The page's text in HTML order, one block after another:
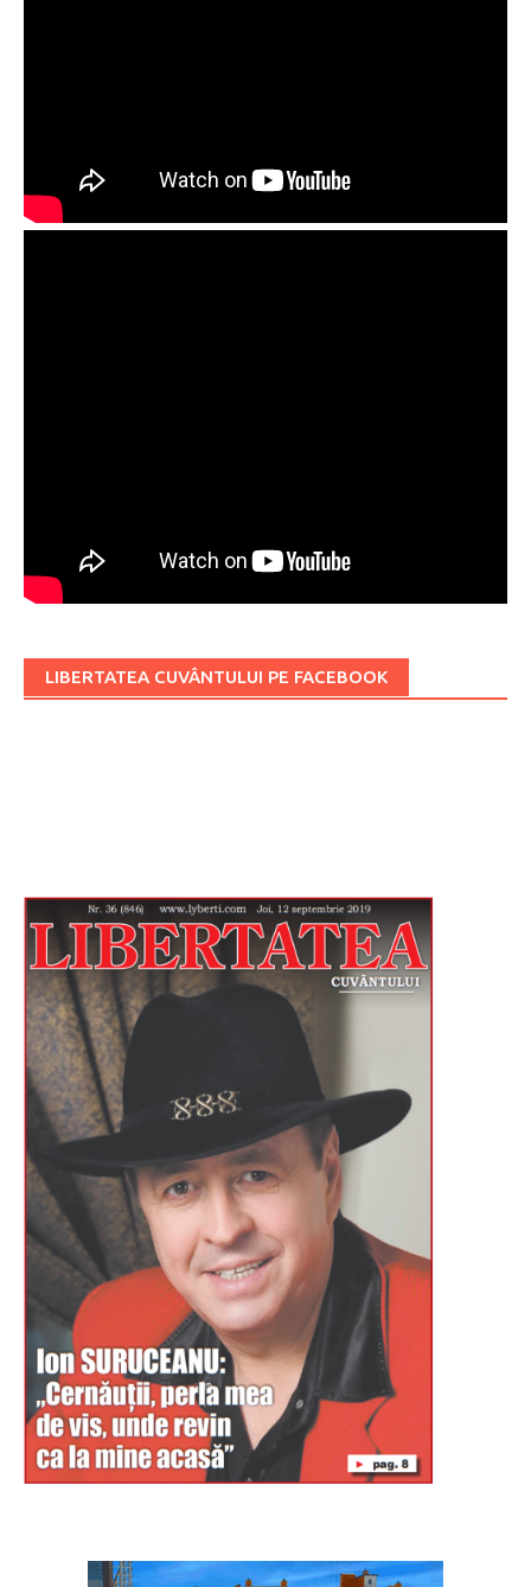
LIBERTATEA CUVÂNTULUI PE FACEBOOK